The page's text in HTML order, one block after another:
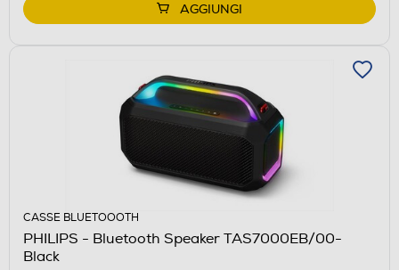
AGGIUNGI
CASSE BLUETOOOTH
PHILIPS - Bluetooth Speaker TAS7000EB/00-
Black